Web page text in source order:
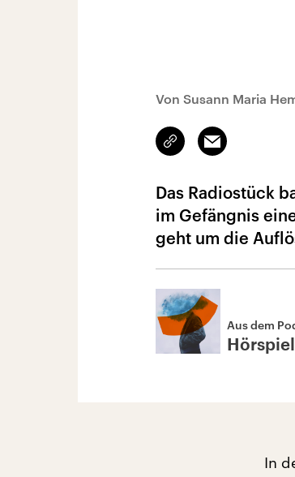
Von Susann Maria
Link
kopieren/teilen
Email
Das Radiostück
im Gefängnis
geht um die
Aus dem
Hörspiel
In